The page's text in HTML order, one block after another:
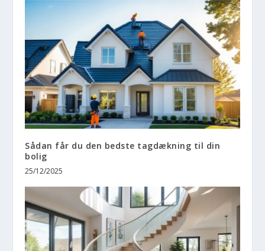
Sådan får du den bedste tagdækning til din
bolig
25/12/2025